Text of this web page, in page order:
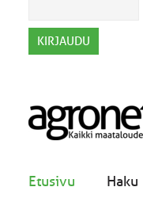
Etusivu Haku